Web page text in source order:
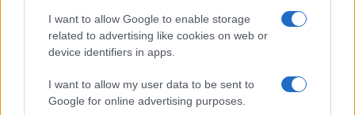
I want to allow Google to enable storage
related to advertising like cookies on web or
device identifiers in apps.
I want to allow my user data to be sent to
Google for online advertising purposes.
Cosa portare al concerto: zaino minimale e oggetti
consentiti
Matteo Pellegrino · 7 Ago 2026